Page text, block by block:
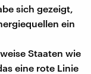
sich gezeigt,
ein
Staaten wie
eine rote Linie